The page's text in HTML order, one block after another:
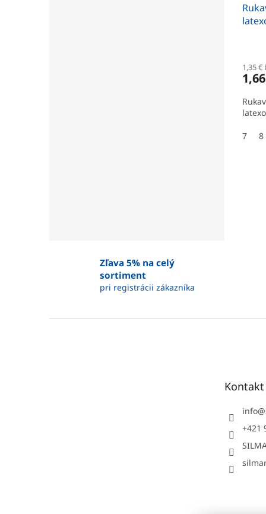
1,35 €
7 8
Zľava 5% na celý
sortiment
pri registrácii zákazníka
Kontakt
info@
+421